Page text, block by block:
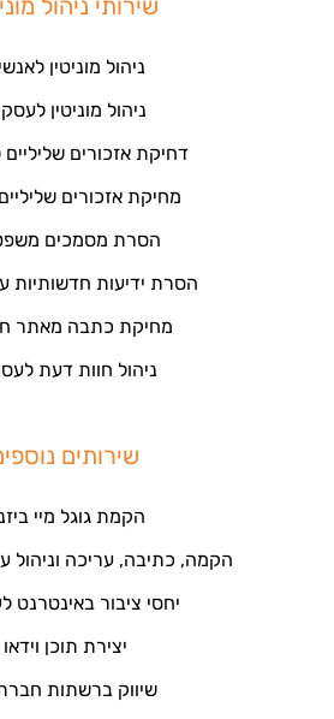
שירותי ניהול
ניהול מוניטין
ניהול מוניטין
דחיקת אזכורים
מחיקת אזכורים
הסרת מסמכים
הסרת ידיעות חדשותיות
מחיקת כתבה מאתר
ניהול חוות דעת
שירותים
הקמת גוגל מיי
הקמה, כתיבה, עריכה וניהול
יחסי ציבור באינטרנט
יצירת תוכן וידאו
שיווק ברשתות